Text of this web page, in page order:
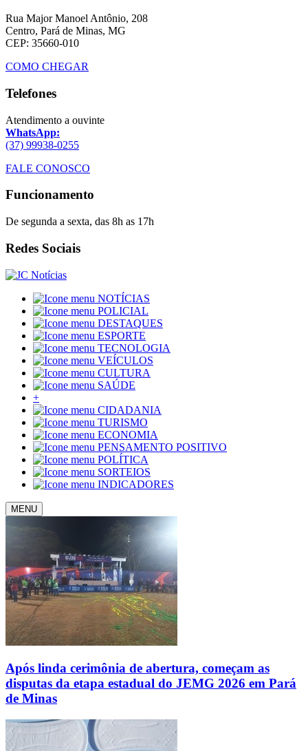
Rua Major Manoel Antônio, 208
Centro, Pará de Minas, MG
CEP: 35660-010
COMO CHEGAR
Telefones
Atendimento a ouvinte
WhatsApp:
(37) 99938-0255
FALE CONOSCO
Funcionamento
De segunda a sexta, das 8h as 17h
Redes Sociais
NOTÍCIAS
POLICIAL
DESTAQUES
ESPORTE
TECNOLOGIA
VEÍCULOS
CULTURA
SAÚDE
+
CIDADANIA
TURISMO
ECONOMIA
PENSAMENTO POSITIVO
POLÍTICA
SORTEIOS
INDICADORES
MENU
Após linda cerimônia de abertura, começam as
disputas da etapa estadual do JEMG 2026 em Pará
de Minas